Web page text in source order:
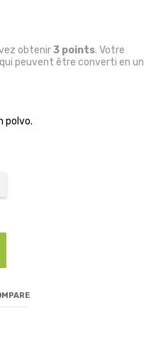
obtenir3 points. Votre
qui peuvent être converti en un
polvo.